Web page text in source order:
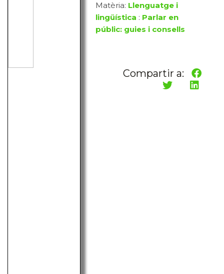
Matèria: Llenguatge i
lingüística : Parlar en
públic: guies i consells
Compartir a: